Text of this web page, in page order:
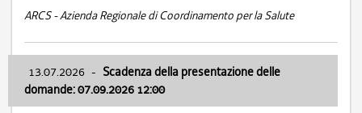
ARCS - Azienda Regionale di Coordinamento per la Salute
13.07.2026 - Scadenza della presentazione delle
domande: 07.09.2026 12:00